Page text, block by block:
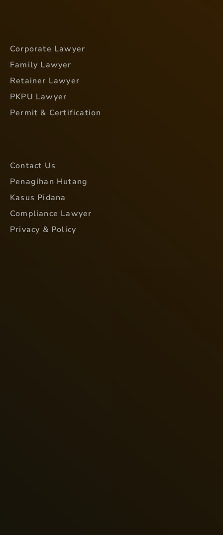
Corporate Lawyer
Family Lawyer
Retainer Lawyer
PKPU Lawyer
Permit & Certification
Contact Us
Penagihan Hutang
Kasus Pidana
Compliance Lawyer
Privacy & Policy